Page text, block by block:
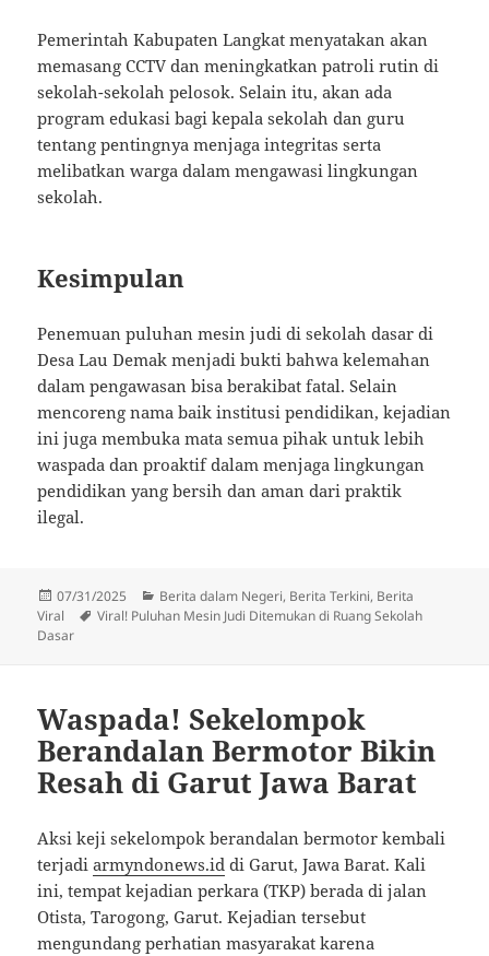
Pemerintah Kabupaten Langkat menyatakan akan
memasang CCTV dan meningkatkan patroli rutin di
sekolah-sekolah pelosok. Selain itu, akan ada
program edukasi bagi kepala sekolah dan guru
tentang pentingnya menjaga integritas serta
melibatkan warga dalam mengawasi lingkungan
sekolah.
Kesimpulan
Penemuan puluhan mesin judi di sekolah dasar di
Desa Lau Demak menjadi bukti bahwa kelemahan
dalam pengawasan bisa berakibat fatal. Selain
mencoreng nama baik institusi pendidikan, kejadian
ini juga membuka mata semua pihak untuk lebih
waspada dan proaktif dalam menjaga lingkungan
pendidikan yang bersih dan aman dari praktik
ilegal.
Diposkan
pada
07/31/2025 Kategori
Berita dalam Negeri, Berita Terkini, Berita
Viral
Tag
Viral! Puluhan Mesin Judi Ditemukan di Ruang Sekolah
Dasar
Waspada! Sekelompok
Berandalan Bermotor Bikin
Resah di Garut Jawa Barat
Aksi keji sekelompok berandalan bermotor kembali
terjadiarmyndonews.id di Garut, Jawa Barat. Kali
ini, tempat kejadian perkara (TKP) berada di jalan
Otista, Tarogong, Garut. Kejadian tersebut
mengundang perhatian masyarakat karena